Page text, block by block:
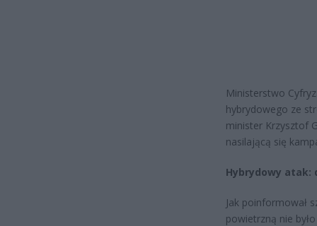
Ministerstwo
hybrydowego ze
minister Krzysztof
nasilającą się
Hybrydowy atak:
Jak poinformował
powietrzną nie